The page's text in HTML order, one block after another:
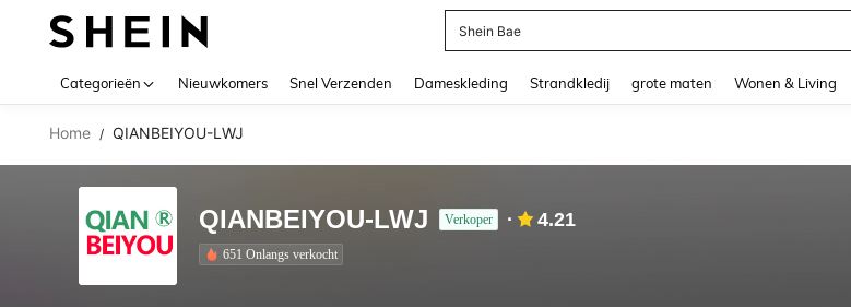
Shein Bae
Categorieën Nieuwkomers Snel Verzenden Dameskleding Strandkledij grote maten Wonen & Living
Home / QIANBEIYOU-LWJ
QIANBEIYOU-LWJ Verkoper 4.21
651 Onlangs verkocht